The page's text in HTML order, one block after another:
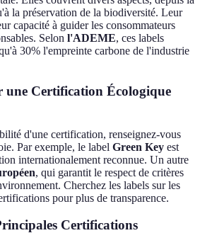
la préservation de la biodiversité. Leur
capacité à guider les consommateurs
Selon l'ADEME, ces labels
30% l'empreinte carbone de l'industrie
une Certification Écologique
d'une certification, renseignez-vous
Par exemple, le label Green Key est
internationalement reconnue. Un autre
, qui garantit le respect de critères
Cherchez les labels sur les
pour plus de transparence.
Certifications